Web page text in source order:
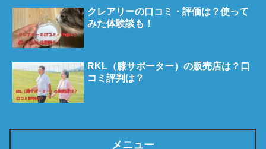
クレアリーの口コミ・評価は？使って
みた体験談も！
RKL（膝サポーター）の販売店は？口
コミ評判は？
メニュー